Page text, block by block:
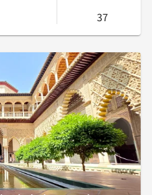
양식의
인 세비야
37